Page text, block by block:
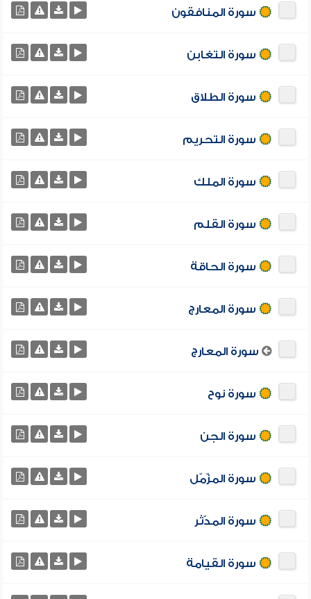
سورة المنافقون
سورة التغابن
سورة الطلاق
سورة التحريم
سورة الملك
سورة القلم
سورة الحاقة
سورة المعارج
سورة المعارج
سورة نوح
سورة الجن
سورة المزّمّل
سورة المدّثر
سورة القيامة